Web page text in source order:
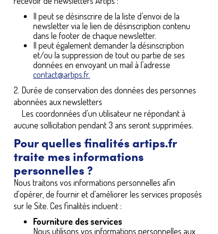
Il peut se désinscrire de la liste d’envoi de la
newsletter via le lien de désinscription contenu
dans le footer de chaque newsletter.
Il peut également demander la désinscription
et/ou la suppression de tout ou partie de ses
données en envoyant un mail à l’adresse
contact@artips.fr.
2. Durée de conservation des données des personnes
abonnées aux newsletters
Les coordonnées d’un utilisateur ne répondant à
aucune sollicitation pendant 3 ans seront supprimées.
Pour quelles finalités artips.fr
traite mes informations
personnelles ?
Nous traitons vos informations personnelles afin
d'opérer, de fournir et d'améliorer les services proposés
sur le Site. Ces finalités incluent :
Fourniture des services
Nous utilisons vos informations personnelles aux